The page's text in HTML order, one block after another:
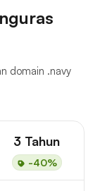
domain .navy
3 Tahun
-40%